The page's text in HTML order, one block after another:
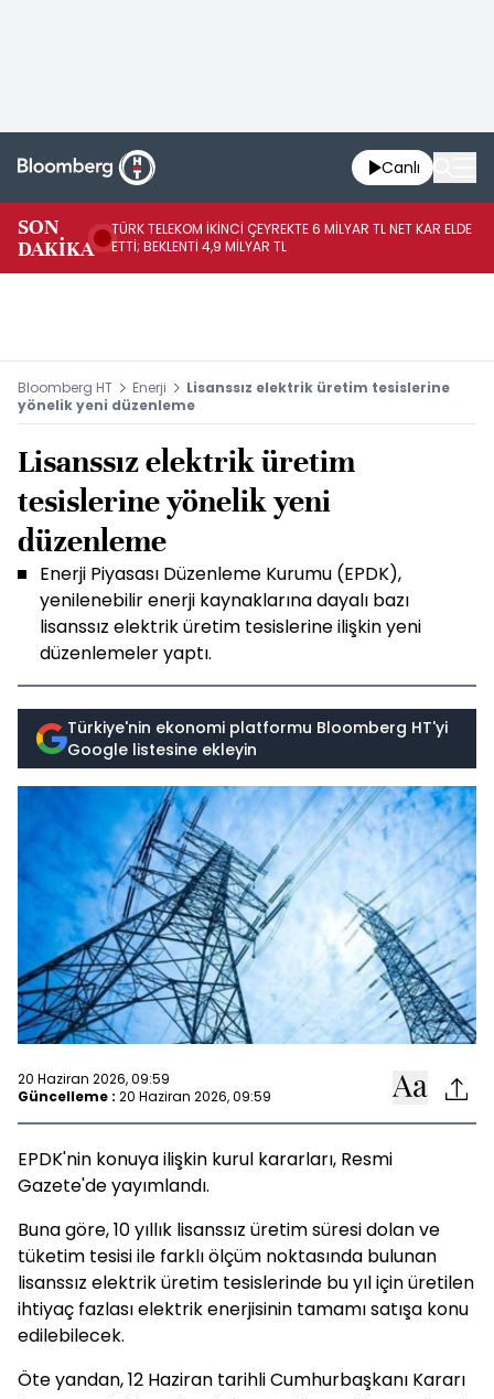
Canlı
SON
DAKİKA
TÜRK TELEKOM İKİNCİ ÇEYREKTE 6 MİLYAR TL NET KAR ELDE
ETTİ; BEKLENTİ 4,9 MİLYAR TL
Bloomberg HT Enerji
Lisanssız elektrik üretim tesislerine
yönelik yeni düzenleme
Lisanssız elektrik üretim
tesislerine yönelik yeni
düzenleme
Enerji Piyasası Düzenleme Kurumu (EPDK),
yenilenebilir enerji kaynaklarına dayalı bazı
lisanssız elektrik üretim tesislerine ilişkin yeni
düzenlemeler yaptı.
Türkiye'nin ekonomi platformu Bloomberg HT'yi
Google listesine ekleyin
20 Haziran 2026, 09:59
Güncelleme : 20 Haziran 2026, 09:59
EPDK'nin konuya ilişkin kurul kararları, Resmi
Gazete'de yayımlandı.
Buna göre, 10 yıllık lisanssız üretim süresi dolan ve
tüketim tesisi ile farklı ölçüm noktasında bulunan
lisanssız elektrik üretim tesislerinde bu yıl için üretilen
ihtiyaç fazlası elektrik enerjisinin tamamı satışa konu
edilebilecek.
Öte yandan, 12 Haziran tarihli Cumhurbaşkanı Kararı